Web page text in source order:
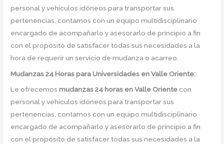
personal y vehículos idóneos para transportar sus
pertenencias, contamos con un equipo multidisciplinario
encargado de acompañarlo y asesorarlo de principio a fin
con el propósito de satisfacer todas sus necesidades a la
hora de requerir un servicio de mudanza o acarreo.
Mudanzas 24 Horas para Universidades en Valle Oriente:
Le ofrecemosmudanzas 24 horas enValle Oriente con
personal y vehículos idóneos para transportar sus
pertenencias, contamos con un equipo multidisciplinario
encargado de acompañarlo y asesorarlo de principio a fin
con el propósito de satisfacer todas sus necesidades a la